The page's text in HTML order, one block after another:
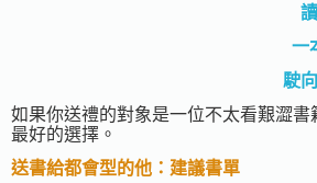
一
駛
如果你送禮的對象是一位不太看艱澀書
最好的選擇。
送書給都會型的他：建議書單